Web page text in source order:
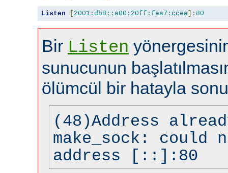
Listen [ 2001:db8::a00:20ff:fea7:ccea]: 80
Bir Listen
sunucunun
ölümcül bir hatayla
(48)Address
make_sock: could
address [::]:80